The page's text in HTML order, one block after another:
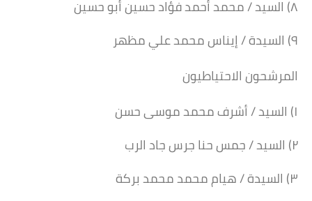
٨) السيد / محمد أحمد فؤاد حسين أبو حسين
٩) السيدة / إيناس محمد علي مظهر
المرشحون الاحتياطيون
١) السيد / أشرف محمد موسى حسن
٢) السيد / جمس حنا جرس جاد الرب
٣) السيدة / هيام محمد محمد بركة